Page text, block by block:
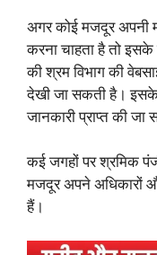
अगर कोई मजदूर अपनी
करना चाहता है तो
की श्रम विभाग की
देखी जा सकती है। इसके
जानकारी प्राप्त की जा
कई जगहों पर श्रमिक
मजदूर अपने अधिकारों
हैं।